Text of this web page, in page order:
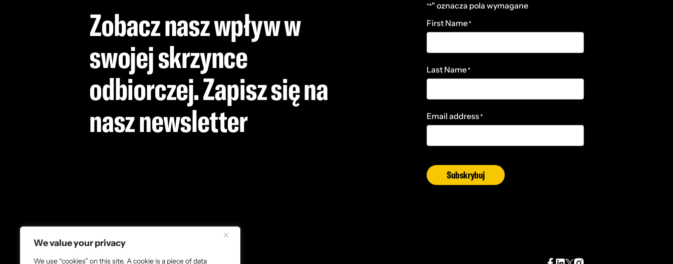
We value your privacy
We use “cookies” on this site. A cookie is a piece of data
Zobacz nasz wpływ w
swojej skrzynce
odbiorczej. Zapisz się na
nasz newsletter
"*" oznacza pola wymagane
First Name*
Last Name*
Email address*
Subskrybuj